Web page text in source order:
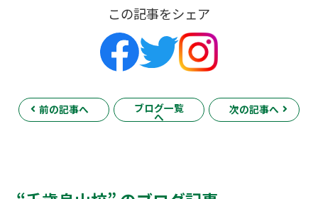
この記事をシェア
前の記事へ ブログ一覧
へ
次の記事へ